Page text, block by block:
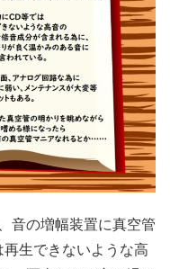
音の増幅装置に真空管
生できないような高